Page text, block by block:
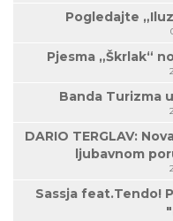
Pogledajte
Pjesma „Škrlak“
Banda Turizma
DARIO TERGLAV:
ljubavnom
Sassja feat.Tendo!